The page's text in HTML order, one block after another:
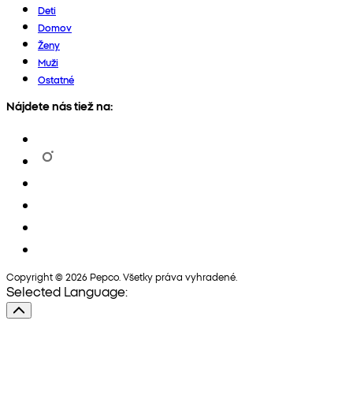
Deti
Domov
Ženy
Muži
Ostatné
Nájdete nás tiež na:
Copyright © 2026 Pepco. Všetky práva vyhradené.
Selected Language: